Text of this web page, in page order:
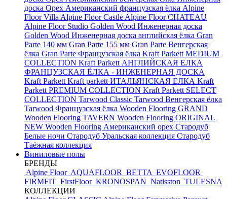
доска Орех Американский французская ёлка Alpine
Floor Villa Alpine Floor Castle Alpine Floor CHATEAU
Alpine Floor Studio Golden Wood Инженерная доска
Golden Wood Инженерная доска английская ёлка Gran
Parte 140 мм Gran Parte 155 мм Gran Parte Венгерская
ёлка Gran Parte Французская ёлка Kraft Parkett MEDIUM
COLLECTION Kraft Parkett АНГЛИЙСКАЯ ЕЛКА
ФРАНЦУЗСКАЯ ЁЛКА - ИНЖЕНЕРНАЯ ДОСКА
Kraft Parkett Kraft parkett ИТАЛЬЯНСКАЯ ЕЛКА Kraft
Parkett PREMIUM COLLECTION Kraft Parkett SELECT
COLLECTION Tarwood Classic Tarwood Венгерская ёлка
Tarwood Французская ёлка Wooden Flooring GRAND
Wooden Flooring TAVERN Wooden Flooring ORIGINAL
NEW Wooden Flooring Американский орех Стародуб
Белые ночи Стародуб Уральская коллекция Стародуб
Таёжная коллекция
Виниловые полы
БРЕНДЫ
Alpine Floor AQUAFLOOR BETTA EVOFLOOR
FIRMFIT FirstFloor KRONOSPAN Natisston TULESNA
КОЛЛЕКЦИИ